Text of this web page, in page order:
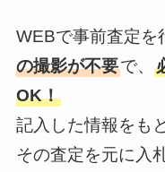
WEBで事前査定を
の撮影が不要で、
OK！
記入した情報をも
その査定を元に入